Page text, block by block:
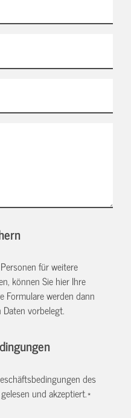
für weitere
können Sie hier Ihre
Formulare werden dann
vorbelegt.
des
und akzeptiert.*